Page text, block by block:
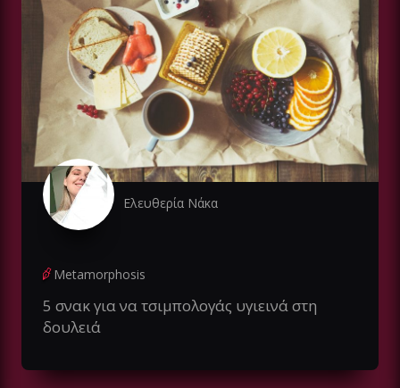
Ελευθερία Νάκα
Metamorphosis
5 σνακ για να τσιμπολογάς υγιεινά στη
δουλειά